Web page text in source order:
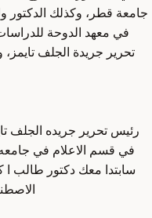
جامعة قطر، وكذلك الدكتور
في معهد الدوحة
تحرير جريدة الجلف
رئيس تحرير جريده الجلف
في قسم الاعلام في جامعه
سابتدا معك دكتور طالب ا